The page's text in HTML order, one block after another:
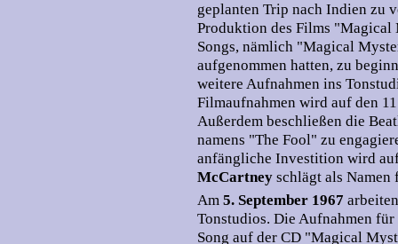
geplanten Trip nach Indien zu
Produktion des Films "Magical
Songs, nämlich "Magical
aufgenommen hatten, zu
weitere Aufnahmen ins
Filmaufnahmen wird auf den
Außerdem beschließen die
namens "The Fool" zu
anfängliche Investition wird
McCartney schlägt als
Am 5. September 1967
Tonstudios. Die Aufnahmen
Song auf der CD "Magical